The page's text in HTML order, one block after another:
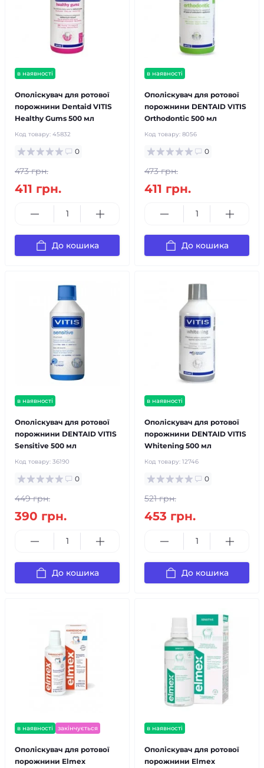
в наявності
Ополіскувач для ротової
порожнини Dentaid VITIS
Healthy Gums 500 мл
Код товару: 45832
0
473 грн.
411 грн.
До кошика
в наявності
Ополіскувач для ротової
порожнини DENTAID VITIS
Orthodontic 500 мл
Код товару: 8056
0
473 грн.
411 грн.
До кошика
в наявності
Ополіскувач для ротової
порожнини DENTAID VITIS
Sensitive 500 мл
Код товару: 36190
0
449 грн.
390 грн.
До кошика
в наявності
Ополіскувач для ротової
порожнини DENTAID VITIS
Whitening 500 мл
Код товару: 12746
0
521 грн.
453 грн.
До кошика
в наявності закінчується
Ополіскувач для ротової
порожнини Elmex
в наявності
Ополіскувач для ротової
порожнини Elmex